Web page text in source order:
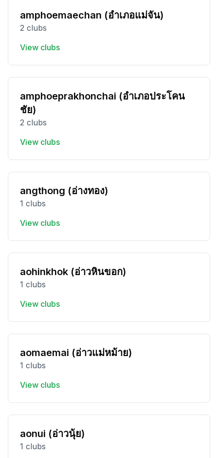
amphoemaechan (อำเภอแม่จัน)
2 clubs
View clubs
amphoeprakhonchai (อำเภอประโคน
ชัย)
2 clubs
View clubs
angthong (อ่างทอง)
1 clubs
View clubs
aohinkhok (อ่าวหินขอก)
1 clubs
View clubs
aomaemai (อ่าวแม่หม้าย)
1 clubs
View clubs
aonui (อ่าวนุ้ย)
1 clubs